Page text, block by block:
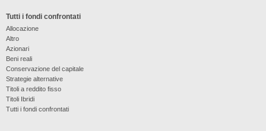
Tutti i fondi confrontati
Allocazione
Altro
Azionari
Beni reali
Conservazione del capitale
Strategie alternative
Titoli a reddito fisso
Titoli Ibridi
Tutti i fondi confrontati